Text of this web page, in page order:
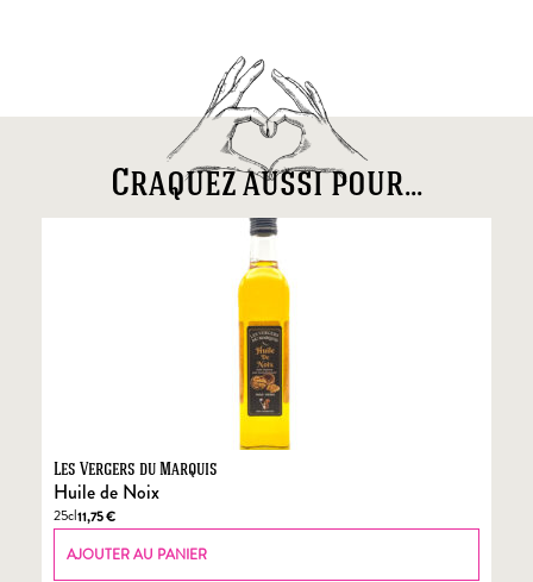
Craquez aussi pour...
Les Vergers du Marquis
Huile de Noix
25cl11,75€
AJOUTER AU PANIER